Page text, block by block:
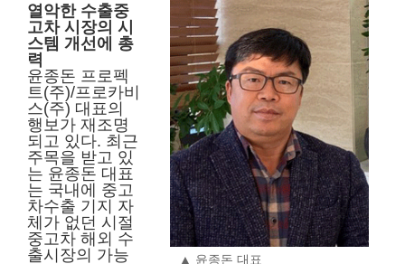
▲ 윤종돈 대표
열악한 수출중
고차 시장의 시
스템 개선에 총
력
윤종돈 프로펙
트(주)/프로카비
스(주) 대표의
행보가 재조명
되고 있다. 최근
주목을 받고 있
는 윤종돈 대표
는 국내에 중고
차수출 기지 자
체가 없던 시절
중고차 해외 수
출시장의 가능